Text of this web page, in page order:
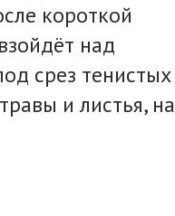
короткой
над
срез тенистых
и листья, на